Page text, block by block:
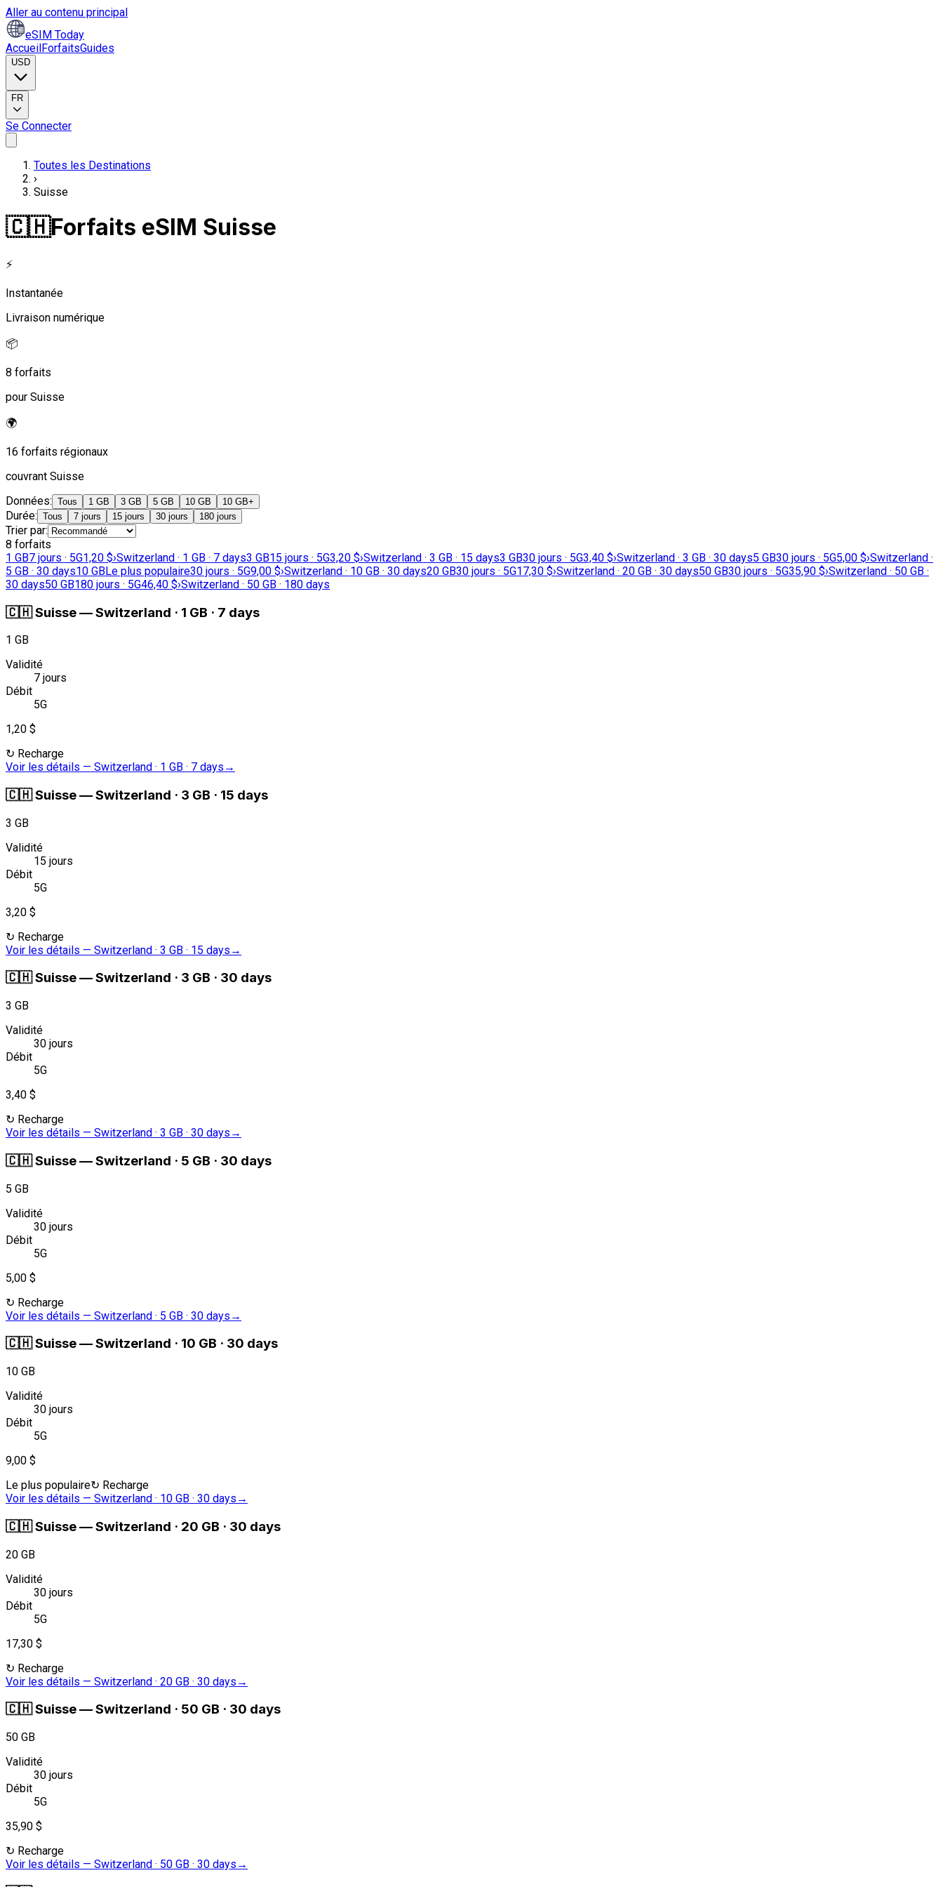
Aller au contenu principal
eSIM Today
AccueilForfaitsGuides
USD
FR
Se Connecter
Toutes les Destinations
›
Suisse
🇨🇭Forfaits eSIM Suisse
⚡
Instantanée
Livraison numérique
📦
8 forfaits
pour Suisse
🌍
16 forfaits régionaux
couvrant Suisse
Données: Tous 1 GB 3 GB 5 GB 10 GB 10 GB+
Durée: Tous 7 jours 15 jours 30 jours 180 jours
Trier par:
8 forfaits
1 GB7 jours · 5G1,20 $›Switzerland · 1 GB · 7 days3 GB15 jours · 5G3,20 $›Switzerland · 3 GB · 15 days3 GB30 jours · 5G3,40 $›Switzerland · 3 GB · 30 days5 GB30 jours · 5G5,00 $›Switzerland ·
5 GB · 30 days10 GBLe plus populaire30 jours · 5G9,00 $›Switzerland · 10 GB · 30 days20 GB30 jours · 5G17,30 $›Switzerland · 20 GB · 30 days50 GB30 jours · 5G35,90 $›Switzerland · 50 GB ·
30 days50 GB180 jours · 5G46,40 $›Switzerland · 50 GB · 180 days
🇨🇭Suisse—Switzerland · 1 GB · 7 days
1 GB
Validité
7 jours
Débit
5G
1,20 $
↻ Recharge
Voir les détails — Switzerland · 1 GB · 7 days →
🇨🇭Suisse—Switzerland · 3 GB · 15 days
3 GB
Validité
15 jours
Débit
5G
3,20 $
↻ Recharge
Voir les détails — Switzerland · 3 GB · 15 days →
🇨🇭Suisse—Switzerland · 3 GB · 30 days
3 GB
Validité
30 jours
Débit
5G
3,40 $
↻ Recharge
Voir les détails — Switzerland · 3 GB · 30 days →
🇨🇭Suisse—Switzerland · 5 GB · 30 days
5 GB
Validité
30 jours
Débit
5G
5,00 $
↻ Recharge
Voir les détails — Switzerland · 5 GB · 30 days →
🇨🇭Suisse—Switzerland · 10 GB · 30 days
10 GB
Validité
30 jours
Débit
5G
9,00 $
Le plus populaire↻ Recharge
Voir les détails — Switzerland · 10 GB · 30 days →
🇨🇭Suisse—Switzerland · 20 GB · 30 days
20 GB
Validité
30 jours
Débit
5G
17,30 $
↻ Recharge
Voir les détails — Switzerland · 20 GB · 30 days →
🇨🇭Suisse—Switzerland · 50 GB · 30 days
50 GB
Validité
30 jours
Débit
5G
35,90 $
↻ Recharge
Voir les détails — Switzerland · 50 GB · 30 days →